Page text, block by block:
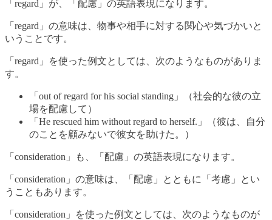
「regard」が、「配慮」の英語表現になります。
「regard」の意味は、物事や相手に対する関心や気づかいと
いうことです。
「regard」を使った例文としては、次のようなものがありま
す。
「out of regard for his social standing」（社会的な彼の立
場を配慮して）
「He rescued him without regard to herself.」（彼は、自分
のことを顧みないで彼女を助けた。）
「consideration」も、「配慮」の英語表現になります。
「consideration」の意味は、「配慮」とともに「考慮」とい
うこともあります。
「consideration」を使った例文としては、次のようなものが